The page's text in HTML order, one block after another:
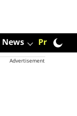
News Premium
Advertisement